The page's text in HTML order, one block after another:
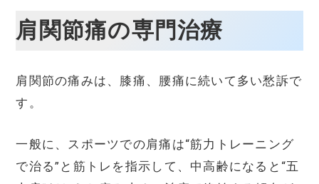
肩関節痛の専門治療
肩関節の痛みは、膝痛、腰痛に続いて多い愁訴で
す。
一般に、スポーツでの肩痛は“筋力トレーニング
で治る”と筋トレを指示して、中高齢になると“五